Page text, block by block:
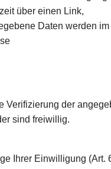
über einen Link,
Daten werden
der
sind freiwillig.
Ihrer Einwilligung (Art.